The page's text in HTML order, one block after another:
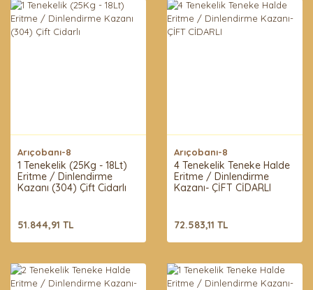
Arıçobanı-8
1 Tenekelik (25Kg - 18Lt)
Eritme / Dinlendirme
Kazanı (304) Çift Cidarlı
51.844,91 TL
Arıçobanı-8
4 Tenekelik Teneke Halde
Eritme / Dinlendirme
Kazanı- ÇİFT CİDARLI
72.583,11 TL